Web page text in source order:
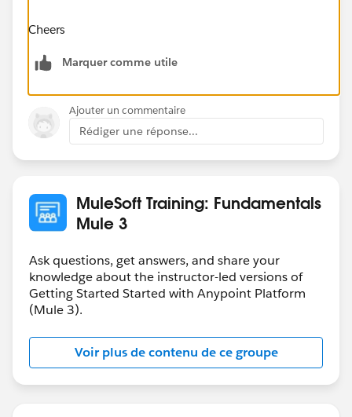
Cheers
Marquer comme utile
Ajouter un commentaire
Rédiger une réponse...
MuleSoft Training: Fundamentals
Mule 3
Ask questions, get answers, and share your
knowledge about the instructor-led versions of
Getting Started Started with Anypoint Platform
(Mule 3).
Voir plus de contenu de ce groupe